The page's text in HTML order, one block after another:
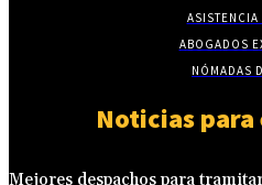
ASISTENCIA
ABOGADOS
NÓMADAS
Noticias
Mejores despachos para